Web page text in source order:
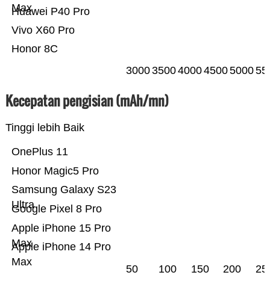
Honor 8C
Vivo X60 Pro
Huawei P40 Pro
Max
30003500400045005000
Kecepatan pengisian (mAh/mn)
Tinggi lebih Baik
Apple iPhone 14 Pro
Max
Apple iPhone 15 Pro
Max
Google Pixel 8 Pro
Samsung Galaxy S23
Ultra
Honor Magic5 Pro
OnePlus 11
50 100 150 200